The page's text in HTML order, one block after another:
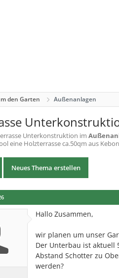
den Garten Außenanlagen
Unterkonstruktion im
eine Holzterrasse ca.50qm aus
Neues Thema erstellen
Hallo Zusammen,
wir planen um unser
Der Unterbau ist aktuell
Abstand Schotter zu
werden?